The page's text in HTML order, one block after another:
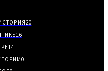
20
16
14
0